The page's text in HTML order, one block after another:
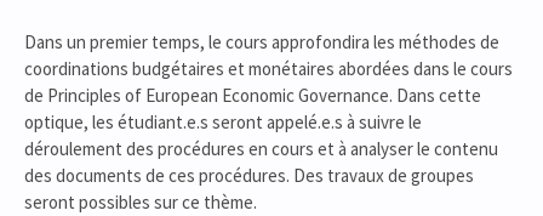
Dans un premier temps, le cours approfondira les méthodes de
coordinations budgétaires et monétaires abordées dans le cours
de Principles of European Economic Governance. Dans cette
optique, les étudiant.e.s seront appelé.e.s à suivre le
déroulement des procédures en cours et à analyser le contenu
des documents de ces procédures. Des travaux de groupes
seront possibles sur ce thème.